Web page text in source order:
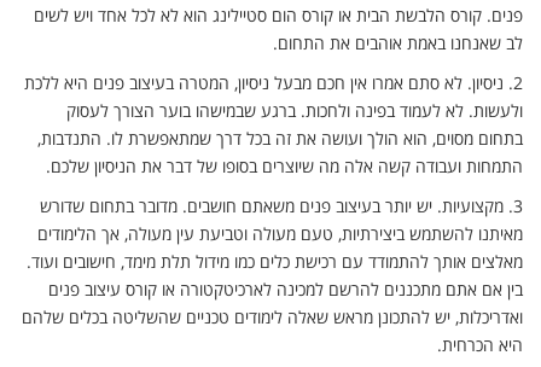
פנים. קורס הלבשת הבית או קורס הום סטיילינג הוא לא לכל אחד ויש לשים
לב שאנחנו באמת אוהבים את התחום.
2. ניסיון. לא סתם אמרו אין חכם מבעל ניסיון, המטרה בעיצוב פנים היא ללכת
ולעשות. לא לעמוד בפינה ולחכות. ברגע שבמישהו בוער הצורך לעסוק
בתחום מסוים, הוא הולך ועושה את זה בכל דרך שמתאפשרת לו. התנדבות,
התמחות ועבודה קשה אלה מה שיוצרים בסופו של דבר את הניסיון שלכם.
3. מקצועיות. יש יותר בעיצוב פנים משאתם חושבים. מדובר בתחום שדורש
מאיתנו להשתמש ביצירתיות, טעם מעולה וטביעת עין מעולה, אך הלימודים
מאלצים אותך להתמודד עם רכישת כלים כמו מידול תלת מימד, חישובים ועוד.
בין אם אתם מתכננים להרשם למכינה לארכיטקטורה או קורס עיצוב פנים
ואדריכלות, יש להתכונן מראש שאלה לימודים טכניים שהשליטה בכלים שלהם
היא הכרחית.